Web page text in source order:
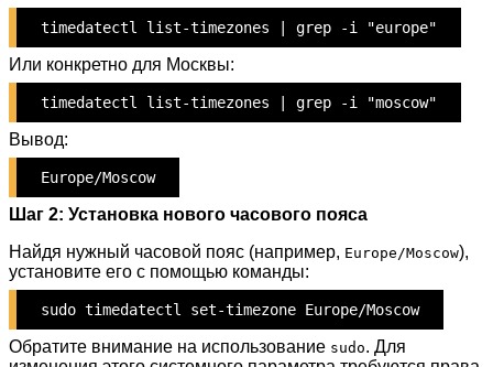
timedatectl list-timezones | grep -i "europe"
Или конкретно для Москвы:
timedatectl list-timezones | grep -i "moscow"
Вывод:
Europe/Moscow
Шаг 2: Установка нового часового пояса
Найдя нужный часовой пояс (например, Europe/Moscow),
установите его с помощью команды:
sudo timedatectl set-timezone Europe/Moscow
Обратите внимание на использование sudo. Для